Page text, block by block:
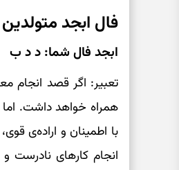
فال ابجد
ابجد فال شما: د د ب
تعبیر: اگر قصد انجام
همراه خواهد داشت. اما
با اطمینان و اراده‌ی
انجام کارهای نادرست